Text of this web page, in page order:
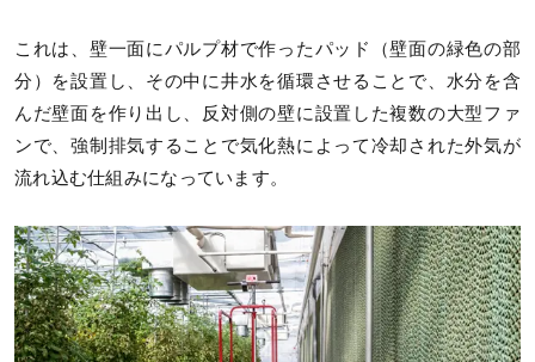
これは、壁一面にパルプ材で作ったパッド（壁面の緑色の部
分）を設置し、その中に井水を循環させることで、水分を含
んだ壁面を作り出し、反対側の壁に設置した複数の大型ファ
ンで、強制排気することで気化熱によって冷却された外気が
流れ込む仕組みになっています。